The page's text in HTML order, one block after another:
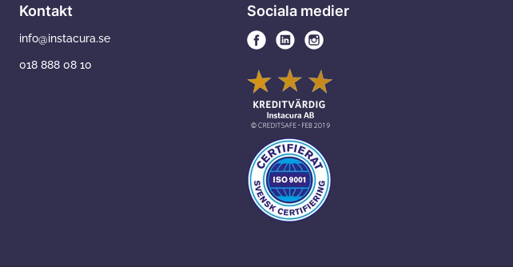
Kontakt
info@instacura.se
018 888 08 10
Sociala medier